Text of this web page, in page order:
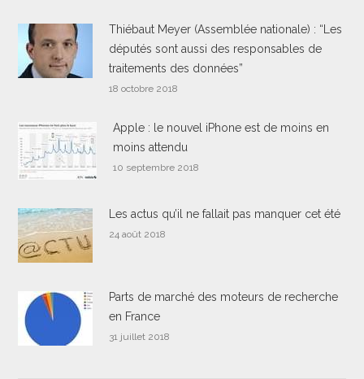
Thiébaut Meyer (Assemblée nationale) : “Les
députés sont aussi des responsables de
traitements des données”
18 octobre 2018
Apple : le nouvel iPhone est de moins en
moins attendu
10 septembre 2018
Les actus qu’il ne fallait pas manquer cet été
24 août 2018
Parts de marché des moteurs de recherche
en France
31 juillet 2018